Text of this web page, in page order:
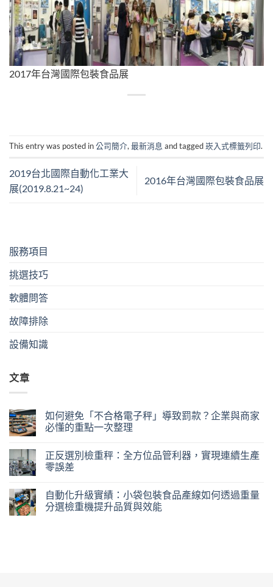
服務項目
挑選技巧
軟體問答
故障排除
設備知識
文章
如何避免「不合格電子秤」導致罰款？企業與商家
必懂的重點一次整理
正反選別檢重秤：全方位品管利器，實現連續生產
零誤差
自動化升級實績：小袋包裝食品產線如何透過重量
分選檢重機提升品質與效能
2017年台灣國際包裝食品展
This entry was posted in公司簡介, 最新消息 and tagged崁入式標籤列印.
2019台北國際自動化工業大
展(2019.8.21~24)
2016年台灣國際包裝食品展